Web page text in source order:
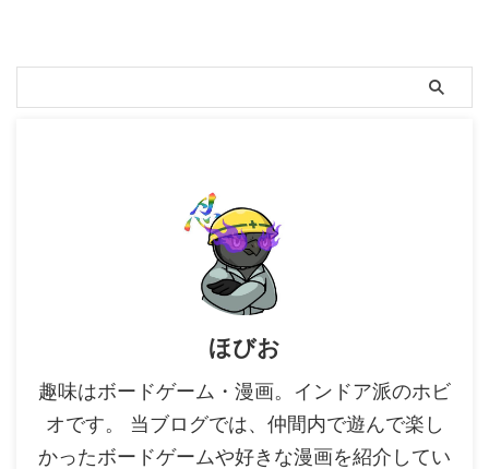
ほびお
趣味はボードゲーム・漫画。インドア派のホビ
オです。 当ブログでは、仲間内で遊んで楽し
かったボードゲームや好きな漫画を紹介してい